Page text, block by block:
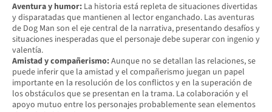
Aventura y humor: La historia está repleta de situaciones divertidas
y disparatadas que mantienen al lector enganchado. Las aventuras
de Dog Man son el eje central de la narrativa, presentando desafíos y
situaciones inesperadas que el personaje debe superar con ingenio y
valentía.
Amistad y compañerismo:Aunque no se detallan las relaciones, se
puede inferir que la amistad y el compañerismo juegan un papel
importante en la resolución de los conflictos y en la superación de
los obstáculos que se presentan en la trama. La colaboración y el
apoyo mutuo entre los personajes probablemente sean elementos